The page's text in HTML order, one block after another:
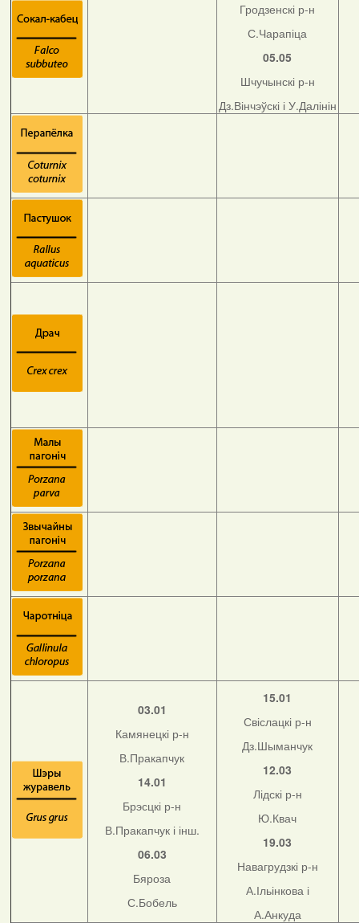
Гродзенскі р-н
С.Чарапіца
05.05
Шчучынскі р-н
Дз.Вінчэўскі і У.Далінін
03.01
Камянецкі р-н
В.Пракапчук
14.01
Брэсцкі р-н
В.Пракапчук і інш.
06.03
Бяроза
С.Бобель
15.01
Свіслацкі р-н
Дз.Шыманчук
12.03
Лідскі р-н
Ю.Квач
19.03
Навагрудзкі р-н
А.Ільінкова і
А.Анкуда